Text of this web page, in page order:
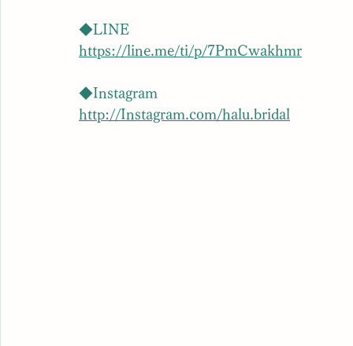
◆LINE
https://line.me/ti/p/7PmCwakhmr
◆Instagram
http://Instagram.com/halu.bridal